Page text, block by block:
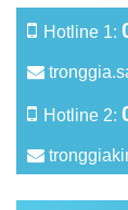
Hotline 1:
Hotline 2: